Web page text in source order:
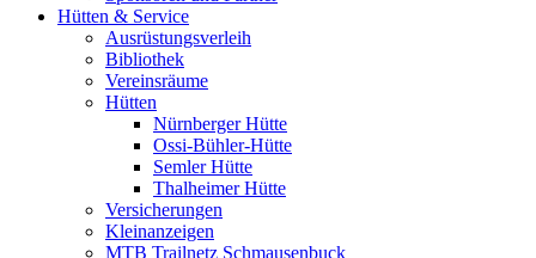
Hütten & Service
Ausrüstungsverleih
Bibliothek
Vereinsräume
Hütten
Nürnberger Hütte
Ossi-Bühler-Hütte
Semler Hütte
Thalheimer Hütte
Versicherungen
Kleinanzeigen
MTB Trailnetz Schmausenbuck